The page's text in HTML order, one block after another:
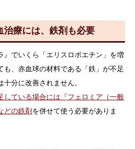
療には、鉄剤も必要
でいくら「エリスロポエチン」を増
も、赤血球の材料である「鉄」が不足
分に改善されません。
している場合には『フェロミア（一般
どの鉄剤 を併せて使う必要がありま